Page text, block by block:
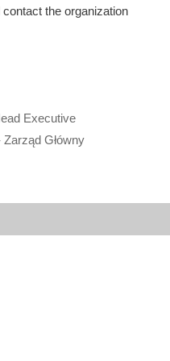
the organization
Executive
Główny